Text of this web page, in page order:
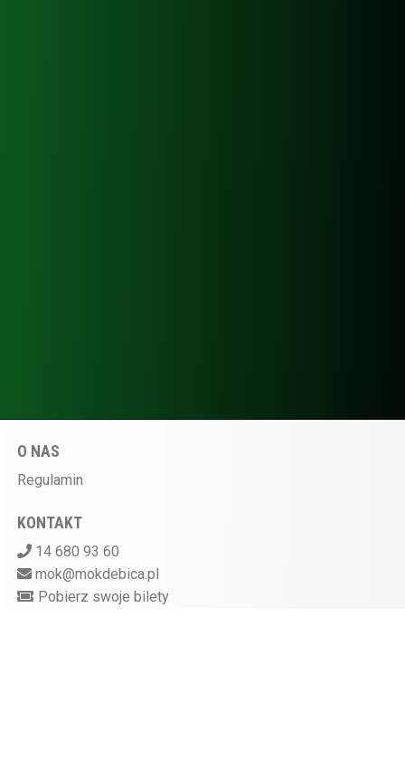
O NAS
Regulamin
KONTAKT
14 680 93 60
mok@mokdebica.pl
Pobierz swoje bilety